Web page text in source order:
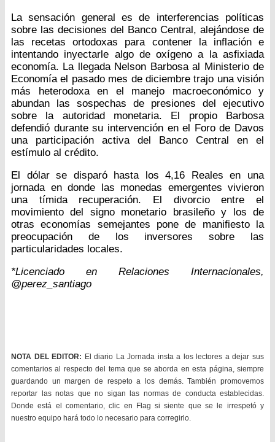
La sensación general es de interferencias políticas
sobre las decisiones del Banco Central, alejándose de
las recetas ortodoxas para contener la inflación e
intentando inyectarle algo de oxígeno a la asfixiada
economía. La llegada Nelson Barbosa al Ministerio de
Economía el pasado mes de diciembre trajo una visión
más heterodoxa en el manejo macroeconómico y
abundan las sospechas de presiones del ejecutivo
sobre la autoridad monetaria. El propio Barbosa
defendió durante su intervención en el Foro de Davos
una participación activa del Banco Central en el
estímulo al crédito.
El dólar se disparó hasta los 4,16 Reales en una
jornada en donde las monedas emergentes vivieron
una tímida recuperación. El divorcio entre el
movimiento del signo monetario brasileño y los de
otras economías semejantes pone de manifiesto la
preocupación de los inversores sobre las
particularidades locales.
*Licenciado en Relaciones Internacionales,
@perez_santiago
NOTA DEL EDITOR: El diario La Jornada insta a los lectores a dejar sus
comentarios al respecto del tema que se aborda en esta página, siempre
guardando un margen de respeto a los demás. También promovemos
reportar las notas que no sigan las normas de conducta establecidas.
Donde está el comentario, clic en Flag si siente que se le irrespetó y
nuestro equipo hará todo lo necesario para corregirlo.